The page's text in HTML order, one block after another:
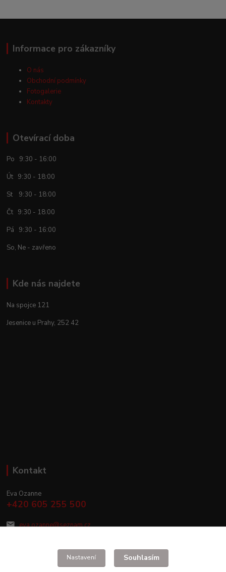
Informace pro zákazníky
O nás
Obchodní podmínky
Fotogalerie
Kontakty
Otevírací doba
Po 9:30 - 16:00
Út 9:30 - 18:00
St 9:30 - 18:00
Čt 9:30 - 18:00
Pá 9:30 - 16:00
So, Ne - zavřeno
Kde nás najdete
Na spojce 121
Jesenice u Prahy, 252 42
Kontakt
Eva Ozanne
+420 605 255 500
eva.ozanne@seznam.cz
Nastavení Souhlasím